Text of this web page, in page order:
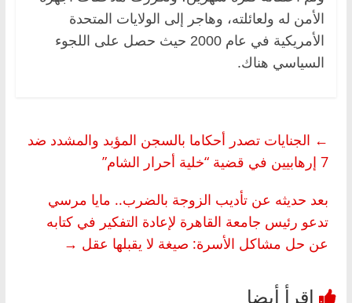
الأمن له ولعائلته، وهاجر إلى الولايات المتحدة
الأمريكية في عام 2000 حيث حصل على اللجوء
السياسي هناك.
← الجنايات تصدر أحكاما بالسجن المؤبد والمشدد ضد
7 إرهابيين في قضية “خلية أحرار الشام”
بعد حديثه عن تأديب الزوجة بالضرب.. مايا مرسي
تدعو رئيس جامعة القاهرة لإعادة التفكير في كتابه
عن حل مشاكل الأسرة: صيغة لا يقبلها عقل →